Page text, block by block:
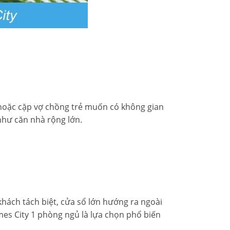
cặp vợ chồng trẻ muốn có không gian
căn nhà rộng lớn.
tách biệt, cửa sổ lớn hướng ra ngoài
City 1 phòng ngủ là lựa chọn phổ biến